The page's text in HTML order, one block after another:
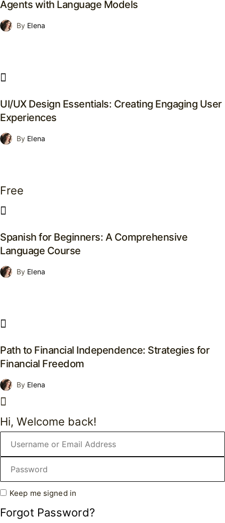
Agents with Language Models
By Elena
UI/UX Design Essentials: Creating Engaging User
Experiences
By Elena
Free
Spanish for Beginners: A Comprehensive
Language Course
By Elena
Path to Financial Independence: Strategies for
Financial Freedom
By Elena
Hi, Welcome back!
Keep me signed in
Forgot Password?